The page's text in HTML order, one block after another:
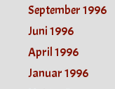
September 1996
Juni 1996
April 1996
Januar 1996